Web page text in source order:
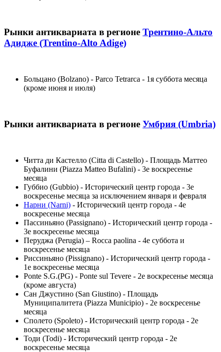
Рынки антиквариата в регионе Трентино-Альто
Адидже (Trentino-Alto Adige)
Больцано (Bolzano) - Parco Tetrarca - 1я суббота месяца
(кроме июня и июля)
Рынки антиквариата в регионе Умбрия (Umbria)
Читта ди Кастелло (Citta di Castello) - Площадь Маттео
Буфалини (Piazza Matteo Bufalini) - 3е воскресенье
месяца
Губбио (Gubbio) - Исторический центр города - 3е
воскресенье месяца за исключением января и февраля
Нарни (Narni) - Исторический центр города - 4е
воскресенье месяца
Пассиньяно (Passignano) - Исторический центр города -
3е воскресенье месяца
Перуджа (Perugia) – Rocca paolina - 4е суббота и
воскресенье месяца
Риссиньяно (Pissignano) - Исторический центр города -
1е воскресенье месяца
Ponte S.G.(PG) - Ponte sul Tevere - 2е воскресенье месяца
(кроме августа)
Сан Джустино (San Giustino) - Площадь
Муниципалитета (Piazza Municipio) - 2е воскресенье
месяца
Сполето (Spoleto) - Исторический центр города - 2е
воскресенье месяца
Тоди (Todi) - Исторический центр города - 2е
воскресенье месяца